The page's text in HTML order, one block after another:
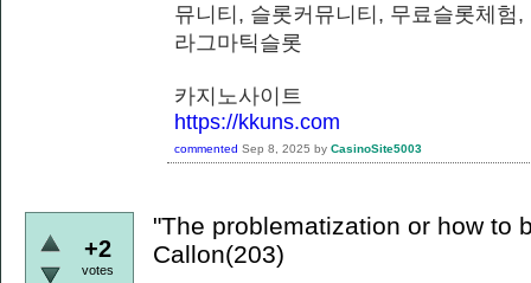
뮤니티, 슬롯커뮤니티, 무료슬롯체험
라그마틱슬롯
카지노사이트
https://kkuns.com
commented Sep 8, 2025 by CasinoSite5003
+2
votes
"The problematization or how to
Callon(203)